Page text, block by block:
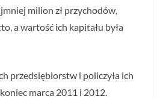
milion zł przychodów,
a wartość ich kapitału była
przedsiębiorstw i policzyła ich
marca 2011 i 2012.